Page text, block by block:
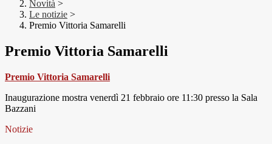
Novità >
Le notizie >
Premio Vittoria Samarelli
Premio Vittoria Samarelli
Premio Vittoria Samarelli
Inaugurazione mostra venerdì 21 febbraio ore 11:30 presso la Sala
Bazzani
Notizie